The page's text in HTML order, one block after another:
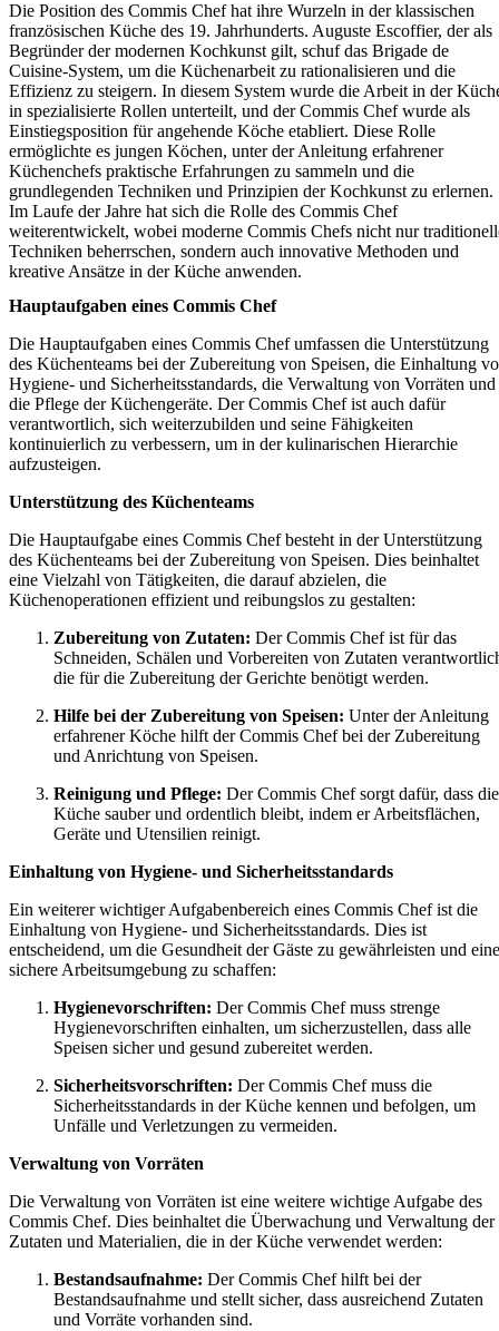
Die Position des Commis Chef hat ihre Wurzeln in der klassischen
französischen Küche des 19. Jahrhunderts. Auguste Escoffier, der als
Begründer der modernen Kochkunst gilt, schuf das Brigade de
Cuisine-System, um die Küchenarbeit zu rationalisieren und die
Effizienz zu steigern. In diesem System wurde die Arbeit in der
in spezialisierte Rollen unterteilt, und der Commis Chef wurde als
Einstiegsposition für angehende Köche etabliert. Diese Rolle
ermöglichte es jungen Köchen, unter der Anleitung erfahrener
Küchenchefs praktische Erfahrungen zu sammeln und die
grundlegenden Techniken und Prinzipien der Kochkunst zu erlernen.
Im Laufe der Jahre hat sich die Rolle des Commis Chef
weiterentwickelt, wobei moderne Commis Chefs nicht nur
Techniken beherrschen, sondern auch innovative Methoden und
kreative Ansätze in der Küche anwenden.
Hauptaufgaben eines Commis Chef
Die Hauptaufgaben eines Commis Chef umfassen die Unterstützung
des Küchenteams bei der Zubereitung von Speisen, die Einhaltung
Hygiene- und Sicherheitsstandards, die Verwaltung von Vorräten und
die Pflege der Küchengeräte. Der Commis Chef ist auch dafür
verantwortlich, sich weiterzubilden und seine Fähigkeiten
kontinuierlich zu verbessern, um in der kulinarischen Hierarchie
aufzusteigen.
Unterstützung des Küchenteams
Die Hauptaufgabe eines Commis Chef besteht in der Unterstützung
des Küchenteams bei der Zubereitung von Speisen. Dies beinhaltet
eine Vielzahl von Tätigkeiten, die darauf abzielen, die
Küchenoperationen effizient und reibungslos zu gestalten:
Zubereitung von Zutaten: Der Commis Chef ist für das
Schneiden, Schälen und Vorbereiten von Zutaten
die für die Zubereitung der Gerichte benötigt werden.
Hilfe bei der Zubereitung von Speisen: Unter der Anleitung
erfahrener Köche hilft der Commis Chef bei der Zubereitung
und Anrichtung von Speisen.
Reinigung und Pflege: Der Commis Chef sorgt dafür, dass die
Küche sauber und ordentlich bleibt, indem er Arbeitsflächen,
Geräte und Utensilien reinigt.
Einhaltung von Hygiene- und Sicherheitsstandards
Ein weiterer wichtiger Aufgabenbereich eines Commis Chef ist die
Einhaltung von Hygiene- und Sicherheitsstandards. Dies ist
entscheidend, um die Gesundheit der Gäste zu gewährleisten und eine
sichere Arbeitsumgebung zu schaffen:
Hygienevorschriften: Der Commis Chef muss strenge
Hygienevorschriften einhalten, um sicherzustellen, dass alle
Speisen sicher und gesund zubereitet werden.
Sicherheitsvorschriften: Der Commis Chef muss die
Sicherheitsstandards in der Küche kennen und befolgen, um
Unfälle und Verletzungen zu vermeiden.
Verwaltung von Vorräten
Die Verwaltung von Vorräten ist eine weitere wichtige Aufgabe des
Commis Chef. Dies beinhaltet die Überwachung und Verwaltung der
Zutaten und Materialien, die in der Küche verwendet werden:
Bestandsaufnahme: Der Commis Chef hilft bei der
Bestandsaufnahme und stellt sicher, dass ausreichend Zutaten
und Vorräte vorhanden sind.